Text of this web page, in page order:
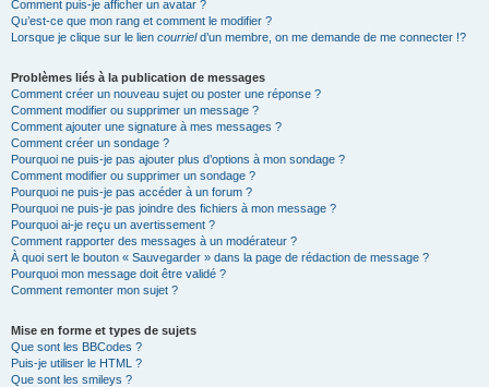
Comment puis-je afficher un avatar ?
Qu’est-ce que mon rang et comment le modifier ?
Lorsque je clique sur le lien courrield’un membre, on me demande de me connecter !?
Problèmes liés à la publication de messages
Comment créer un nouveau sujet ou poster une réponse ?
Comment modifier ou supprimer un message ?
Comment ajouter une signature à mes messages ?
Comment créer un sondage ?
Pourquoi ne puis-je pas ajouter plus d’options à mon sondage ?
Comment modifier ou supprimer un sondage ?
Pourquoi ne puis-je pas accéder à un forum ?
Pourquoi ne puis-je pas joindre des fichiers à mon message ?
Pourquoi ai-je reçu un avertissement ?
Comment rapporter des messages à un modérateur ?
À quoi sert le bouton « Sauvegarder » dans la page de rédaction de message ?
Pourquoi mon message doit être validé ?
Comment remonter mon sujet ?
Mise en forme et types de sujets
Que sont les BBCodes ?
Puis-je utiliser le HTML ?
Que sont les smileys ?